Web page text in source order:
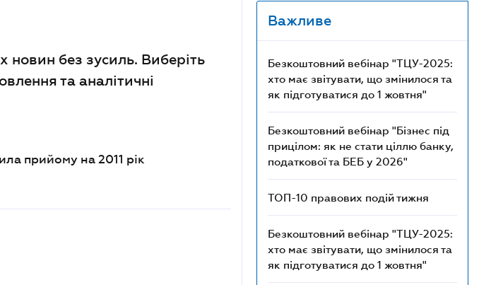
новин без зусиль. Виберіть
та аналітичні
прийому на 2011 рік
Важливе
Безкоштовний вебінар "ТЦУ-2025:
хто має звітувати, що змінилося та
як підготуватися до 1 жовтня"
Безкоштовний вебінар "Бізнес під
прицілом: як не стати ціллю банку,
податкової та БЕБ у 2026"
ТОП-10 правових подій тижня
Безкоштовний вебінар "ТЦУ-2025:
хто має звітувати, що змінилося та
як підготуватися до 1 жовтня"